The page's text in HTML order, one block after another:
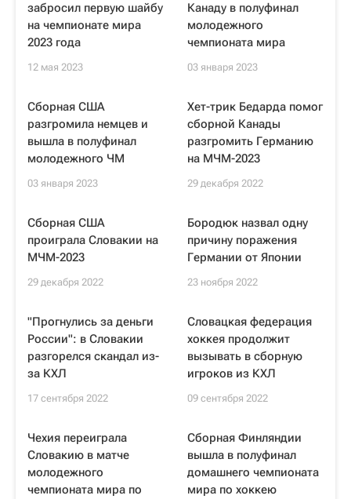
забросил первую шайбу
на чемпионате мира
2023 года
12 мая 2023
Канаду в полуфинал
молодежного
чемпионата мира
03 января 2023
Сборная США
разгромила немцев и
вышла в полуфинал
молодежного ЧМ
03 января 2023
Хет-трик Бедарда помог
сборной Канады
разгромить Германию
на МЧМ-2023
29 декабря 2022
Сборная США
проиграла Словакии на
МЧМ-2023
29 декабря 2022
Бородюк назвал одну
причину поражения
Германии от Японии
23 ноября 2022
"Прогнулись за деньги
России": в Словакии
разгорелся скандал из-
за КХЛ
17 сентября 2022
Словацкая федерация
хоккея продолжит
вызывать в сборную
игроков из КХЛ
09 сентября 2022
Чехия переиграла
Словакию в матче
молодежного
чемпионата мира по
Сборная Финляндии
вышла в полуфинал
домашнего чемпионата
мира по хоккею